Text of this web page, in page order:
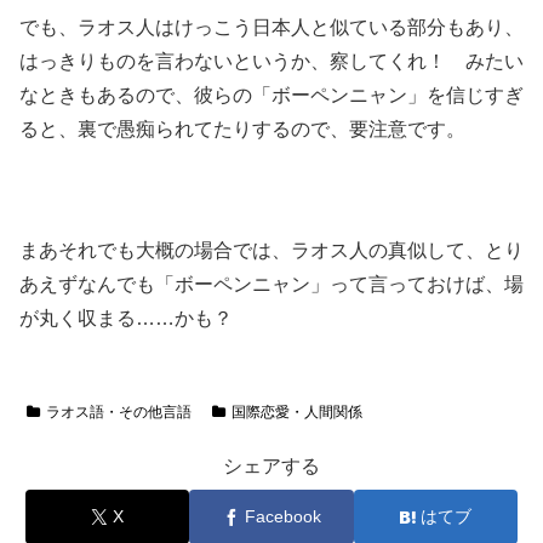
でも、ラオス人はけっこう日本人と似ている部分もあり、
はっきりものを言わないというか、察してくれ！ みたい
なときもあるので、彼らの「ボーペンニャン」を信じすぎ
ると、裏で愚痴られてたりするので、要注意です。
まあそれでも大概の場合では、ラオス人の真似して、とり
あえずなんでも「ボーペンニャン」って言っておけば、場
が丸く収まる……かも？
ラオス語・その他言語 国際恋愛・人間関係
シェアする
X Facebook はてブ